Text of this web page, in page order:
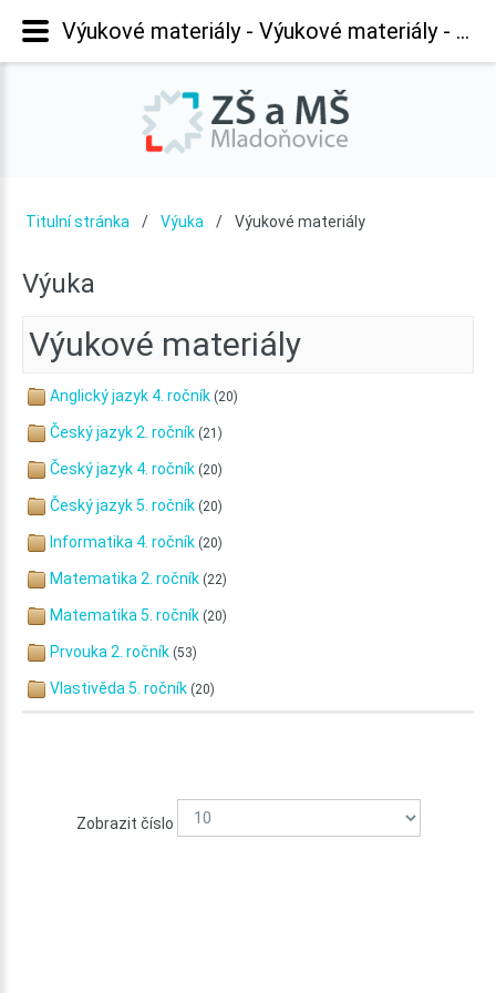
Titulní stránka Výuka Výukové materiály
Výuka
Výukové materiály
Anglický jazyk 4. ročník (20)
Český jazyk 2. ročník (21)
Český jazyk 4. ročník (20)
Český jazyk 5. ročník (20)
Informatika 4. ročník (20)
Matematika 2. ročník (22)
Matematika 5. ročník (20)
Prvouka 2. ročník (53)
Vlastivěda 5. ročník (20)
Zobrazit číslo
Výukové materiály - Výukové materiály - Základní škola Mladoňovice